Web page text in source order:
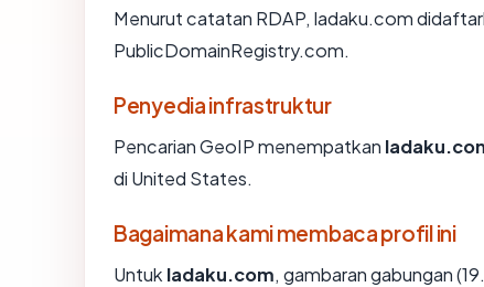
Menurut catatan RDAP, ladaku.com
PublicDomainRegistry.com.
Penyedia infrastruktur
Pencarian GeoIP menempatkan
di United States.
Bagaimana kami membaca profil ini
Untuk ladaku.com, gambaran gabungan